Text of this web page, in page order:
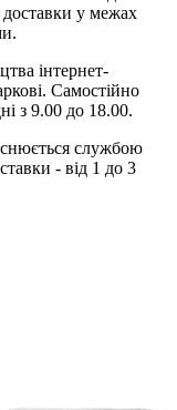
доставки у межах
інтернет-
Самостійно
з 9.00 до 18.00.
службою
- від 1 до 3